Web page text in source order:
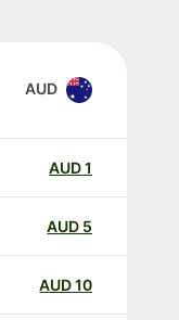
AUD
AUD
AUD
AUD